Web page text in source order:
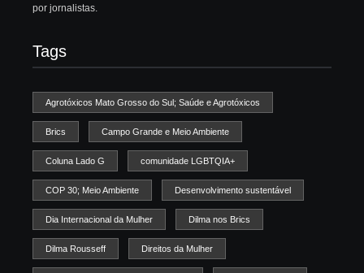
por jornalistas.
Tags
Agrotóxicos Mato Grosso do Sul; Saúde e Agrotóxicos
Brics Campo Grande e Meio Ambiente
Coluna Lado G comunidade LGBTQIA+
COP 30; Meio Ambiente Desenvolvimento sustentável
Dia Internacional da Mulher Dilma nos Brics
Dilma Rousseff Direitos da Mulher